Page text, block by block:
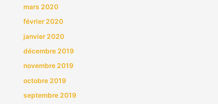
mars 2020
février 2020
janvier 2020
décembre 2019
novembre 2019
octobre 2019
septembre 2019